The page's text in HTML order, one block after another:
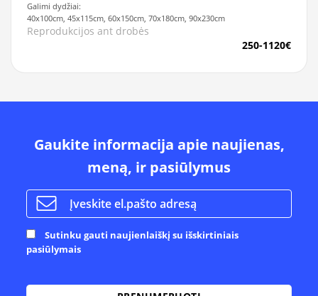
Galimi dydžiai:
40x100cm, 45x115cm, 60x150cm, 70x180cm, 90x230cm
Reprodukcijos ant drobės
250-1120€
Gaukite informacija apie naujienas,
meną, ir pasiūlymus
Sutinku gauti naujienlaiškį su išskirtiniais
pasiūlymais